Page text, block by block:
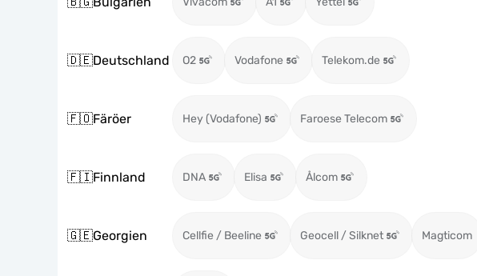
🇩🇪Deutschland O2 Vodafone Telekom.de
🇫🇴Färöer Hey (Vodafone) Faroese Telecom
🇫🇮Finnland DNA Elisa Ålcom
🇬🇪Georgien Cellfie / Beeline Geocell / Silknet Magticom